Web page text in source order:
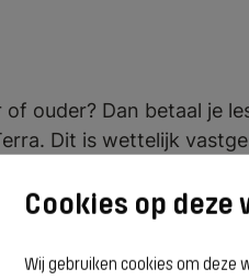
Wij gebruiken cookies om deze
of ouder? Dan betaal je
Dit is wettelijk
voor boeken,
informatie is te vinden